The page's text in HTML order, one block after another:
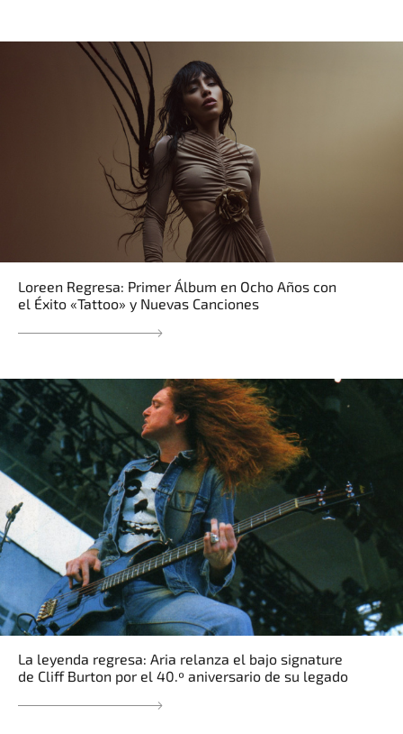
Loreen Regresa: Primer Álbum en Ocho Años con
el Éxito «Tattoo» y Nuevas Canciones
La leyenda regresa: Aria relanza el bajo signature
de Cliff Burton por el 40.º aniversario de su legado